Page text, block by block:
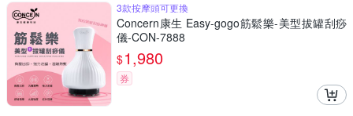
3款按摩頭可更換
Concern康生 Easy-gogo筋鬆樂-美型拔罐刮痧
儀-CON-7888
$1,980
券